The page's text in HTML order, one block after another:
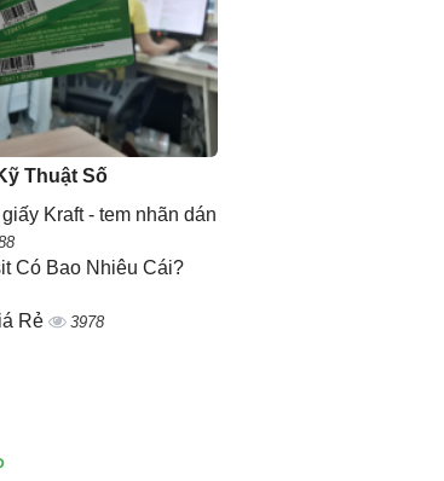
Thuật Số
Kraft - tem nhãn dán
Có Bao Nhiêu Cái?
Rẻ 3978